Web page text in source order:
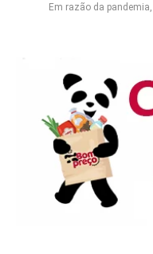
Em razão da